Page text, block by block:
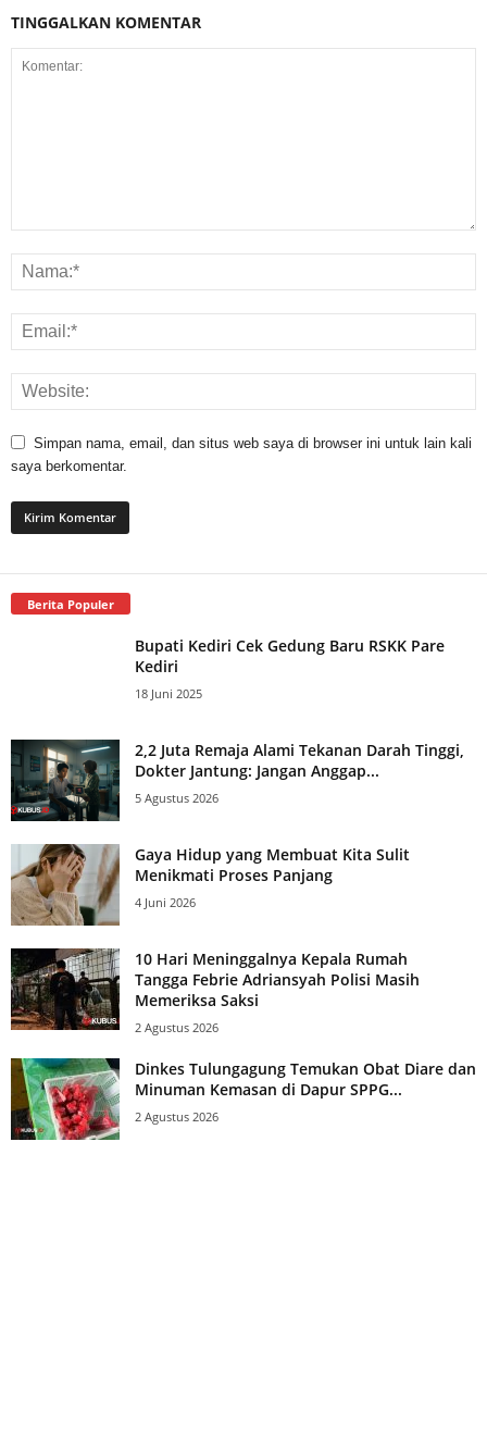
TINGGALKAN KOMENTAR
Simpan nama, email, dan situs web saya di browser ini untuk lain kali
saya berkomentar.
Berita Populer
Bupati Kediri Cek Gedung Baru RSKK Pare
Kediri
18 Juni 2025
2,2 Juta Remaja Alami Tekanan Darah Tinggi,
Dokter Jantung: Jangan Anggap...
5 Agustus 2026
Gaya Hidup yang Membuat Kita Sulit
Menikmati Proses Panjang
4 Juni 2026
10 Hari Meninggalnya Kepala Rumah
Tangga Febrie Adriansyah Polisi Masih
Memeriksa Saksi
2 Agustus 2026
Dinkes Tulungagung Temukan Obat Diare dan
Minuman Kemasan di Dapur SPPG...
2 Agustus 2026